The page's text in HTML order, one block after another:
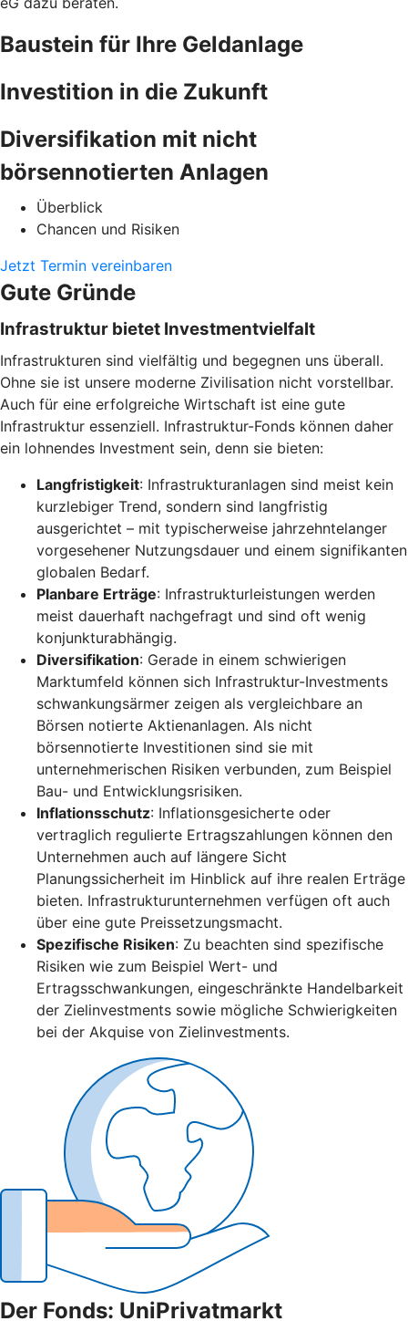
Baustein für Ihre Geldanlage
Investition in die Zukunft
Diversifikation mit nicht
börsennotierten Anlagen
Überblick
Chancen und Risiken
Jetzt Termin vereinbaren
Gute Gründe
Infrastruktur bietet Investmentvielfalt
Infrastrukturen sind vielfältig und begegnen uns überall.
Ohne sie ist unsere moderne Zivilisation nicht vorstellbar.
Auch für eine erfolgreiche Wirtschaft ist eine gute
Infrastruktur essenziell. Infrastruktur-Fonds können daher
ein lohnendes Investment sein, denn sie bieten:
Langfristigkeit: Infrastrukturanlagen sind meist kein
kurzlebiger Trend, sondern sind langfristig
ausgerichtet – mit typischerweise jahrzehntelanger
vorgesehener Nutzungsdauer und einem signifikanten
globalen Bedarf.
Planbare Erträge: Infrastrukturleistungen werden
meist dauerhaft nachgefragt und sind oft wenig
konjunkturabhängig.
Diversifikation: Gerade in einem schwierigen
Marktumfeld können sich Infrastruktur-Investments
schwankungsärmer zeigen als vergleichbare an
Börsen notierte Aktienanlagen. Als nicht
börsennotierte Investitionen sind sie mit
unternehmerischen Risiken verbunden, zum Beispiel
Bau- und Entwicklungsrisiken.
Inflationsschutz: Inflationsgesicherte oder
vertraglich regulierte Ertragszahlungen können den
Unternehmen auch auf längere Sicht
Planungssicherheit im Hinblick auf ihre realen Erträge
bieten. Infrastrukturunternehmen verfügen oft auch
über eine gute Preissetzungsmacht.
Spezifische Risiken: Zu beachten sind spezifische
Risiken wie zum Beispiel Wert- und
Ertragsschwankungen, eingeschränkte Handelbarkeit
der Zielinvestments sowie mögliche Schwierigkeiten
bei der Akquise von Zielinvestments.
Der Fonds: UniPrivatmarkt